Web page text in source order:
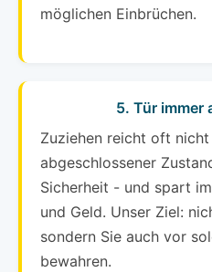
möglichen Einbrüchen.
5. Tür immer
Zuziehen reicht oft nicht
abgeschlossener
Sicherheit - und spart
und Geld. Unser Ziel:
sondern Sie auch vor
bewahren.